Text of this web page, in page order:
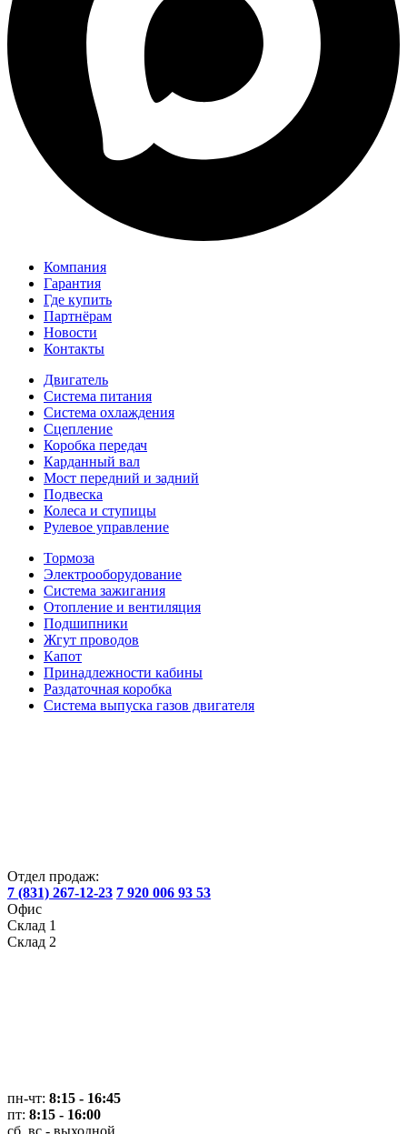
Компания
Гарантия
Где купить
Партнёрам
Новости
Контакты
Двигатель
Система питания
Система охлаждения
Сцепление
Коробка передач
Карданный вал
Мост передний и задний
Подвеска
Колеса и ступицы
Рулевое управление
Тормоза
Электрооборудование
Система зажигания
Отопление и вентиляция
Подшипники
Жгут проводов
Капот
Принадлежности кабины
Раздаточная коробка
Система выпуска газов двигателя
Отдел продаж:
7 (831) 267-12-23 7 920 006 93 53
Офис
Склад 1
Склад 2
пн-чт: 8:15 - 16:45
пт: 8:15 - 16:00
сб, вс - выходной